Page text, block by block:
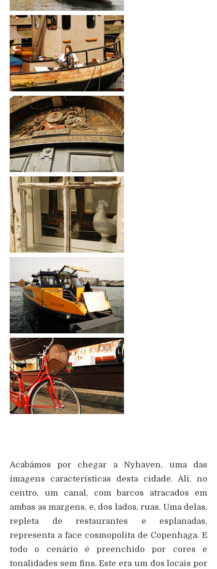
Acabámos por chegar a Nyhaven, uma das
imagens características desta cidade. Ali, no
centro, um canal, com barcos atracados em
ambas as margens, e, dos lados, ruas. Uma delas,
repleta de restaurantes e esplanadas,
representa a face cosmopolita de Copenhaga. E
todo o cenário é preenchido por cores e
tonalidades sem fins. Este era um dos locais por